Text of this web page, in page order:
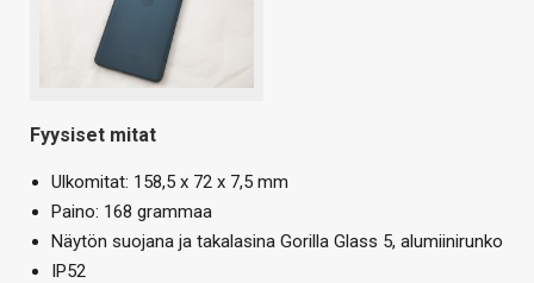
Fyysiset mitat
Ulkomitat: 158,5 x 72 x 7,5 mm
Paino: 168 grammaa
Näytön suojana ja takalasina Gorilla Glass 5, alumiinirunko
IP52